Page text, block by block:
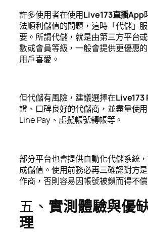
許多使用者在使用Live173直播App
法順利儲值的問題，這時「代儲」
要。所謂代儲，就是由第三方平台
數或會員等級，一般會提供更優惠
用戶喜愛。
但代儲有風險，建議選擇在Live173
證、口碑良好的代儲商，並盡量使
Line Pay、虛擬帳號轉帳等。
部分平台也會提供自動化代儲系統
成儲值。使用前務必再三確認對方
作商，否則容易因帳號被鎖而得不償
五、 實測體驗與優
理